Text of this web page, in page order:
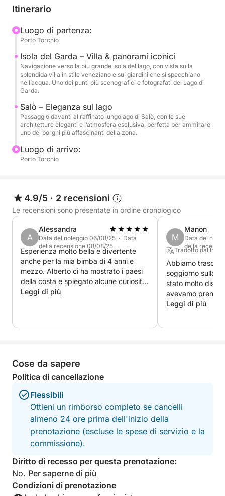
suggestiva Isola del Garda, la più grande del lago,
specchiano nell'acqua. Proseguiremo poi verso
l'elegante Salò, con il suo lungolago e la sua
atmosfera raffinata. Ammireremo la storica Gardone
Riviera, famosa per il Vittoriale degli Italiani, e la
splendida Punta San Vigilio, un angolo di paradiso
con la sua villa cinquecentesca e il suo porticciolo
incantevole. Ogni tappa sarà un'occasione per
ammirare la bellezza unica di questi luoghi.
Durante il tour, non mancherà una rinfrescante sosta
bagno nelle acque cristalline del lago, un momento
perfetto per tuffarsi e godere della tranquillità del
accompagnare il tuo viaggio con la musica preferita,
creando l'atmosfera perfetta. Un'esperienza
completa, ideale per chi cerca relax, bellezza e un
assaggio delle meraviglie del Lago di Garda in poco
tempo
Itinerario
Luogo di partenza:
Porto Torchio
Isola del Garda – Villa & panorami iconici
Navigazione verso la più grande isola del lago, con vista sulla
splendida villa in stile veneziano e sui giardini che si specchiano
nell’acqua. Uno dei punti più scenografici e fotografati del Lago di
Garda.
Salò – Eleganza sul lago
Passaggio davanti al raffinato lungolago di Salò, con le sue
architetture eleganti e l’atmosfera esclusiva, perfetta per ammirare
uno dei borghi più affascinanti della zona.
Luogo di arrivo:
Porto Torchio
4.9/5 · 2 recensioni
Le recensioni sono presentate in ordine cronologico
A
Alessandra
Data del noleggio 06/08/25 · Data
della recensione 08/08/25
Esperienza molto bella e divertente
anche per la mia bimba di 4 anni e
mezzo. Alberto ci ha mostrato i paesi
della costa e spiegato alcune curiosità
del posto.
Leggi di più
M
Manon
Data del
della
Tradotto dal
Abbiamo
soggiorno sulla
stato molto
avevamo
Leggi di più
Cose da sapere
Politica di cancellazione
Flessibili
Ottieni un rimborso completo se cancelli
almeno 24 ore prima dell'inizio della
prenotazione (escluse le spese di servizio e la
commissione).
Diritto di recesso per questa prenotazione:
No. Per saperne di più
Condizioni di prenotazione